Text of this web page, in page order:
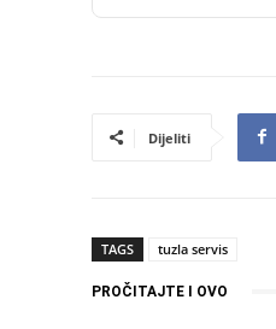
Dijeliti
TAGS tuzla servis
PROČITAJTE I OVO